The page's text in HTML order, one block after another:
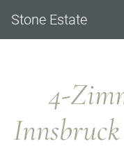
Stone Estate
4-